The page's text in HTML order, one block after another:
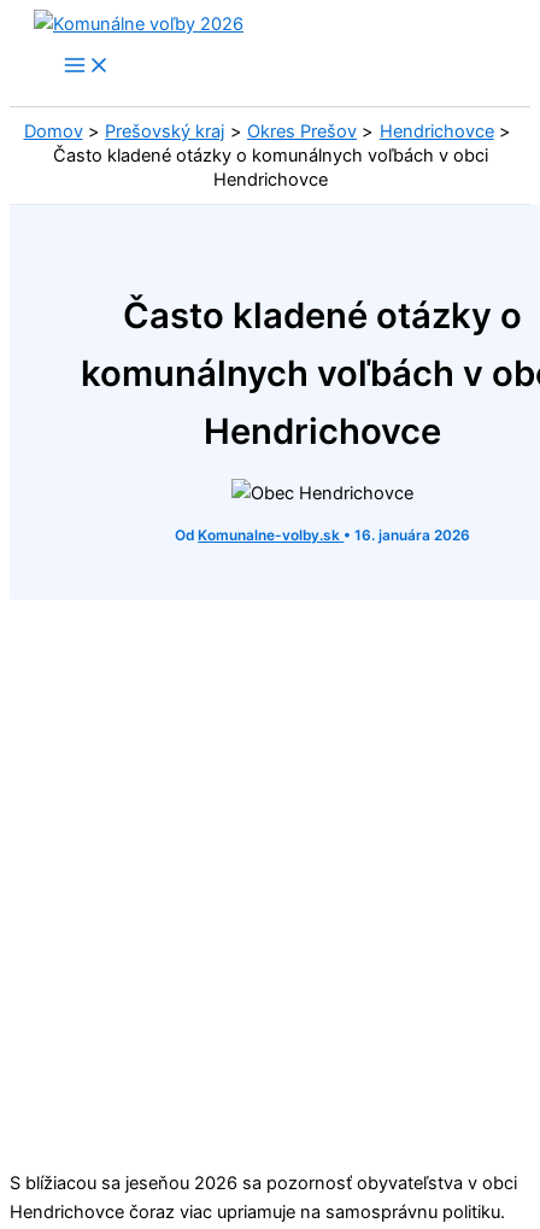
Preskočiť
Domov Prešovský kraj Okres Prešov
Hendrichovce
Často kladené otázky o komunálnych voľbách v obci
Hendrichovce
Často kladené otázky o
komunálnych voľbách v
Hendrichovce
Od Komunalne-volby.sk •16. januára 2026
S blížiacou sa jeseňou 2026 sa pozornosť obyvateľstva v obci
Hendrichovce čoraz viac upriamuje na samosprávnu politiku.